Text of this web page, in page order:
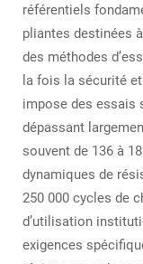
référentiels
pliantes destinées
des méthodes
la fois la sécurité
impose des essais
dépassant
souvent de 136 à
dynamiques de
250 000 cycles de
d’utilisation
exigences